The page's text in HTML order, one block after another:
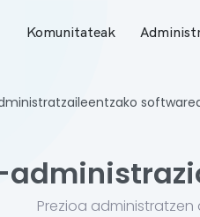
Komunitateak
Prezioa